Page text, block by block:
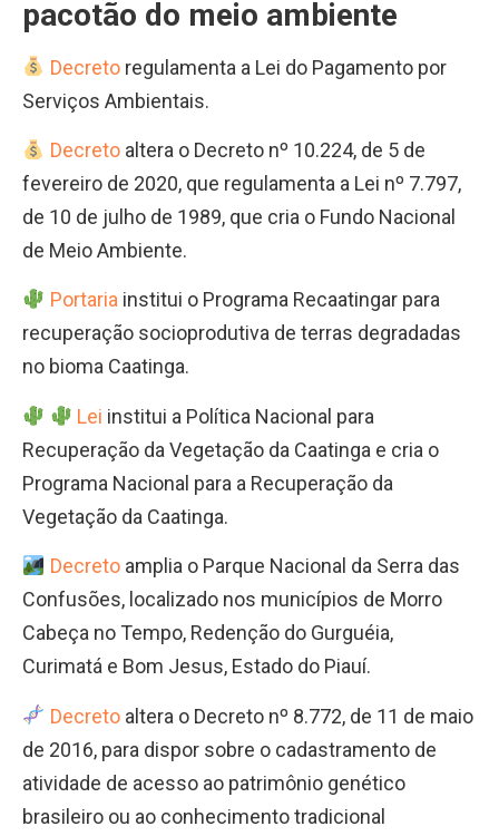
pacotão do meio ambiente
Decretoregulamenta a Lei do Pagamento por
Serviços Ambientais.
Decretoaltera o Decreto nº 10.224, de 5 de
fevereiro de 2020, que regulamenta a Lei nº 7.797,
de 10 de julho de 1989, que cria o Fundo Nacional
de Meio Ambiente.
Portariainstitui o Programa Recaatingar para
recuperação socioprodutiva de terras degradadas
no bioma Caatinga.
Lei institui a Política Nacional para
Recuperação da Vegetação da Caatinga e cria o
Programa Nacional para a Recuperação da
Vegetação da Caatinga.
Decretoamplia o Parque Nacional da Serra das
Confusões, localizado nos municípios de Morro
Cabeça no Tempo, Redenção do Gurguéia,
Curimatá e Bom Jesus, Estado do Piauí.
Decretoaltera o Decreto nº 8.772, de 11 de maio
de 2016, para dispor sobre o cadastramento de
atividade de acesso ao patrimônio genético
brasileiro ou ao conhecimento tradicional